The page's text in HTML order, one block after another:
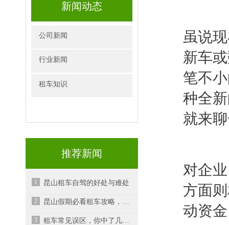
新闻动态
公司新闻
行业新闻
租车知识
推荐新闻
1 昆山租车自驾的好处与难处
2 昆山假期必看租车攻略，租车平台如何选择？
3 租车常见误区，你中了几条？
虽说
新车
笔不
种全
就来
对企
方面
动资